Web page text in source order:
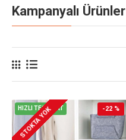
Kampanyalı Ürünler
HIZLI TESLİMAT -22 %
STOKTA YOK